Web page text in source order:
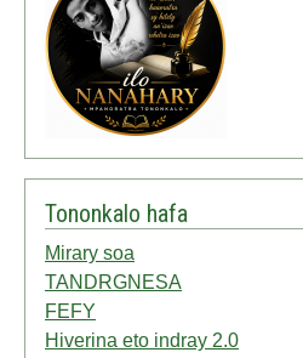
Tononkalo hafa
Mirary soa
TANDRGNESA
FEFY
Hiverina eto indray 2.0